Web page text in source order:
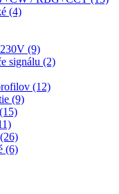
(4)
(9)
signálu (2)
(12)
(9)
(15)
(26)
(6)